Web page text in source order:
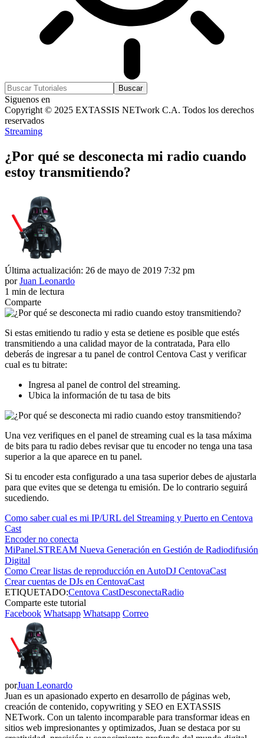
Siguenos en
Copyright © 2025 EXTASSIS NETwork C.A. Todos los derechos
reservados
Streaming
¿Por qué se desconecta mi radio cuando
estoy transmitiendo?
Última actualización: 26 de mayo de 2019 7:32 pm
por Juan Leonardo
1 min de lectura
Comparte
Si estas emitiendo tu radio y esta se detiene es posible que estés
transmitiendo a una calidad mayor de la contratada, Para ello
deberás de ingresar a tu panel de control Centova Cast y verificar
cual es tu bitrate:
Ingresa al panel de control del streaming.
Ubica la información de tu tasa de bits
Una vez verifiques en el panel de streaming cual es la tasa máxima
de bits para tu radio debes revisar que tu encoder no tenga una tasa
superior a la que aparece en tu panel.
Si tu encoder esta configurado a una tasa superior debes de ajustarla
para que evites que se detenga tu emisión. De lo contrario seguirá
sucediendo.
Como saber cual es mi IP/URL del Streaming y Puerto en Centova
Cast
Encoder no conecta
MiPanel.STREAM Nueva Generación en Gestión de Radiodifusión
Digital
Como Crear listas de reproducción en AutoDJ CentovaCast
Crear cuentas de DJs en CentovaCast
ETIQUETADO:Centova CastDesconectaRadio
Comparte este tutorial
Facebook Whatsapp Whatsapp Correo
porJuan Leonardo
Juan es un apasionado experto en desarrollo de páginas web,
creación de contenido, copywriting y SEO en EXTASSIS
NETwork. Con un talento incomparable para transformar ideas en
sitios web impresionantes y optimizados, Juan se destaca por su